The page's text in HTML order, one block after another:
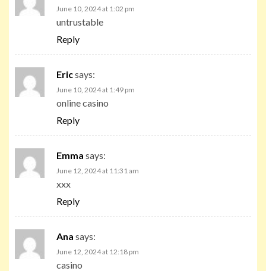
June 10, 2024 at 1:02 pm
untrustable
Reply
Ericsays:
June 10, 2024 at 1:49 pm
online casino
Reply
Emma says:
June 12, 2024 at 11:31 am
xxx
Reply
Ana says:
June 12, 2024 at 12:18 pm
casino